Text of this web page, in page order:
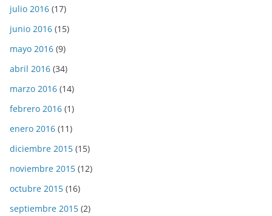
julio 2016 (17)
junio 2016 (15)
mayo 2016 (9)
abril 2016 (34)
marzo 2016 (14)
febrero 2016 (1)
enero 2016 (11)
diciembre 2015 (15)
noviembre 2015 (12)
octubre 2015 (16)
septiembre 2015 (2)